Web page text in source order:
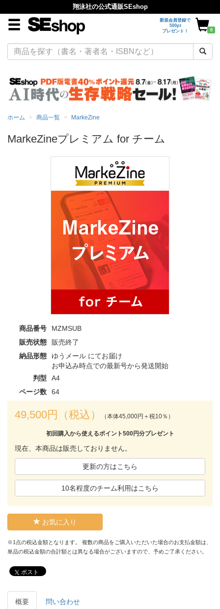
翔泳社の公式通販SEshop
新規会員登録で
500pt
プレゼント！
0
ホーム 商品一覧 MarkeZine
MarkeZineプレミアム for チーム
商品番号
MZMSUB
販売状態
販売終了
納品形態
ゆうメール にてお届け
お申込み時点での最新号から発送開始
判型
A4
ページ数
64
49,500円（税込） （本体45,000円＋税10％）
初回購入から使えるポイント500円分プレゼント
現在、本商品は販売しておりません。
更新の方はこちら
10名程度のチーム利用はこちら
お気に入り
※1点の税込金額となります。 複数の商品をご購入いただいた場合のお支払金額は、
単品の税込金額の合計額とは異なる場合がございますので、予めご了承ください。
ポスト
概要 問い合わせ